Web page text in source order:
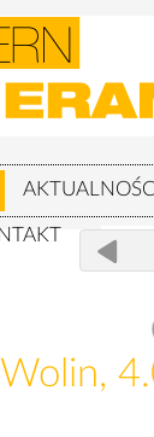
AKTUALNOŚCI
5.08.2018r.
II
Wolin,